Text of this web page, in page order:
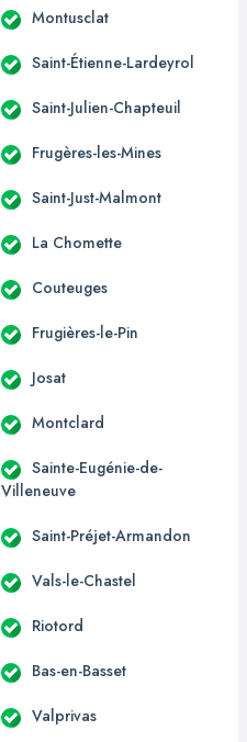
Montusclat
Saint-Étienne-Lardeyrol
Saint-Julien-Chapteuil
Frugères-les-Mines
Saint-Just-Malmont
La Chomette
Couteuges
Frugières-le-Pin
Josat
Montclard
Sainte-Eugénie-de-
Villeneuve
Saint-Préjet-Armandon
Vals-le-Chastel
Riotord
Bas-en-Basset
Valprivas